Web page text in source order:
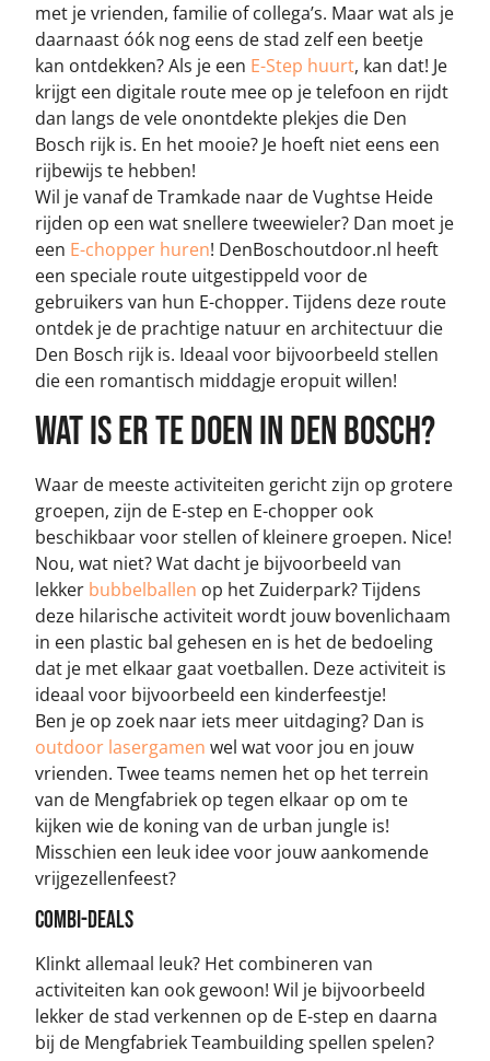
met je vrienden, familie of collega’s. Maar wat als je
daarnaast óók nog eens de stad zelf een beetje
kan ontdekken? Als je een E-Step huurt, kan dat! Je
krijgt een digitale route mee op je telefoon en rijdt
dan langs de vele onontdekte plekjes die Den
Bosch rijk is. En het mooie? Je hoeft niet eens een
rijbewijs te hebben!
Wil je vanaf de Tramkade naar de Vughtse Heide
rijden op een wat snellere tweewieler? Dan moet je
een E-chopper huren! DenBoschoutdoor.nl heeft
een speciale route uitgestippeld voor de
gebruikers van hun E-chopper. Tijdens deze route
ontdek je de prachtige natuur en architectuur die
Den Bosch rijk is. Ideaal voor bijvoorbeeld stellen
die een romantisch middagje eropuit willen!
Wat is er te doen in Den Bosch?
Waar de meeste activiteiten gericht zijn op grotere
groepen, zijn de E-step en E-chopper ook
beschikbaar voor stellen of kleinere groepen. Nice!
Nou, wat niet? Wat dacht je bijvoorbeeld van
lekker bubbelballen op het Zuiderpark? Tijdens
deze hilarische activiteit wordt jouw bovenlichaam
in een plastic bal gehesen en is het de bedoeling
dat je met elkaar gaat voetballen. Deze activiteit is
ideaal voor bijvoorbeeld een kinderfeestje!
Ben je op zoek naar iets meer uitdaging? Dan is
outdoor lasergamen wel wat voor jou en jouw
vrienden. Twee teams nemen het op het terrein
van de Mengfabriek op tegen elkaar op om te
kijken wie de koning van de urban jungle is!
Misschien een leuk idee voor jouw aankomende
vrijgezellenfeest?
Combi-deals
Klinkt allemaal leuk? Het combineren van
activiteiten kan ook gewoon! Wil je bijvoorbeeld
lekker de stad verkennen op de E-step en daarna
bij de Mengfabriek Teambuilding spellen spelen?